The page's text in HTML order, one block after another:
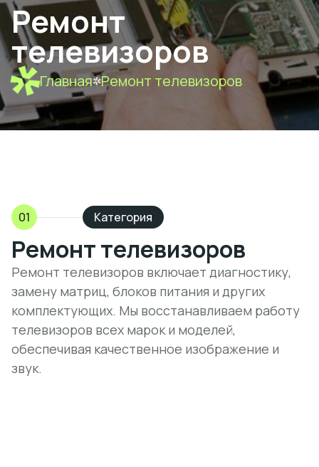
Ремонт
телевизоров
Главная Ремонт телевизоров
01 Категория
Ремонт телевизоров
Ремонт телевизоров включает диагностику,
замену матриц, блоков питания и других
комплектующих. Мы восстанавливаем работу
телевизоров всех марок и моделей,
обеспечивая качественное изображение и
звук.